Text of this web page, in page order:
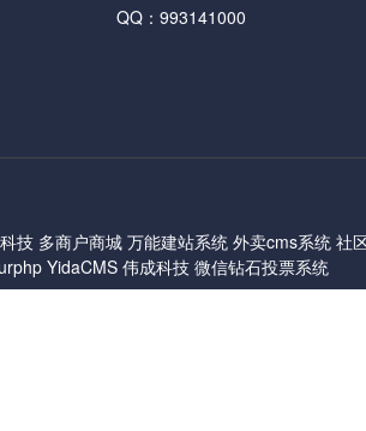
QQ：993141000
技 多商户商城 万能建站系统 外卖cms系统 社
YidaCMS 伟成科技 微信钻石投票系统